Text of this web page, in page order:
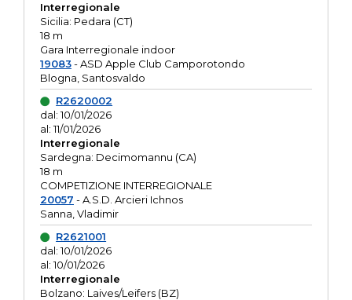
Interregionale
Sicilia: Pedara (CT)
18 m
Gara Interregionale indoor
19083- ASD Apple Club Camporotondo
Blogna, Santosvaldo
R2620002
dal: 10/01/2026
al: 11/01/2026
Interregionale
Sardegna: Decimomannu (CA)
18 m
COMPETIZIONE INTERREGIONALE
20057 - A.S.D. Arcieri Ichnos
Sanna, Vladimir
R2621001
dal: 10/01/2026
al: 10/01/2026
Interregionale
Bolzano: Laives/Leifers (BZ)